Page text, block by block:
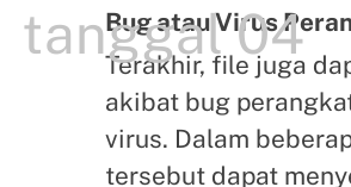
tanggal 04
Bug atau Virus
Terakhir, file juga
akibat bug
virus. Dalam
tersebut dapat